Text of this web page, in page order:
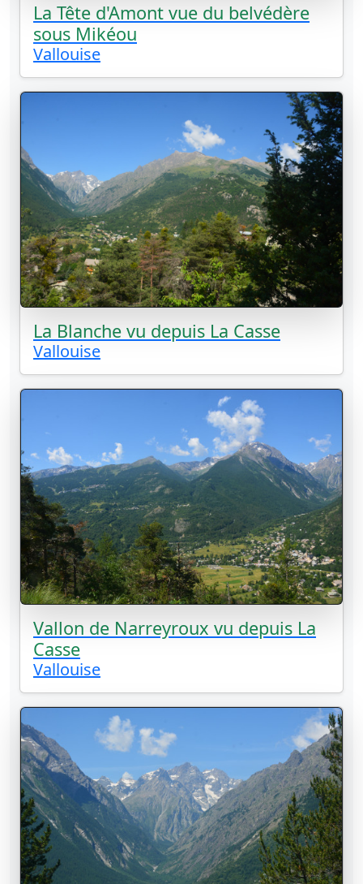
La Tête d'Amont vue du belvédère
sous Mikéou
Vallouise
La Blanche vu depuis La Casse
Vallouise
Vallon de Narreyroux vu depuis La
Casse
Vallouise